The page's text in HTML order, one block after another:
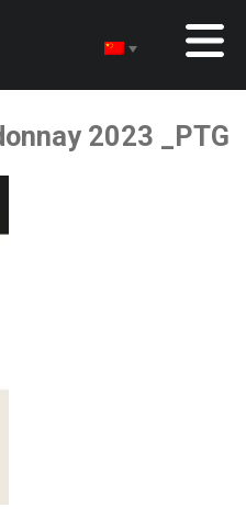
2023 _PTG